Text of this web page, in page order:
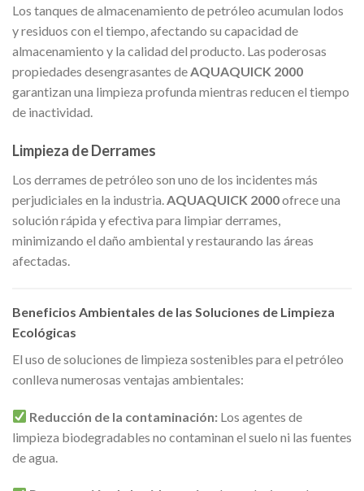
Los tanques de almacenamiento de petróleo acumulan lodos
y residuos con el tiempo, afectando su capacidad de
almacenamiento y la calidad del producto. Las poderosas
propiedades desengrasantes deAQUAQUICK 2000
garantizan una limpieza profunda mientras reducen el tiempo
de inactividad.
Limpieza de Derrames
Los derrames de petróleo son uno de los incidentes más
perjudiciales en la industria.AQUAQUICK 2000ofrece una
solución rápida y efectiva para limpiar derrames,
minimizando el daño ambiental y restaurando las áreas
afectadas.
Beneficios Ambientales de las Soluciones de Limpieza
Ecológicas
El uso de soluciones de limpieza sostenibles para el petróleo
conlleva numerosas ventajas ambientales:
Reducción de la contaminación: Los agentes de
limpieza biodegradables no contaminan el suelo ni las fuentes
de agua.